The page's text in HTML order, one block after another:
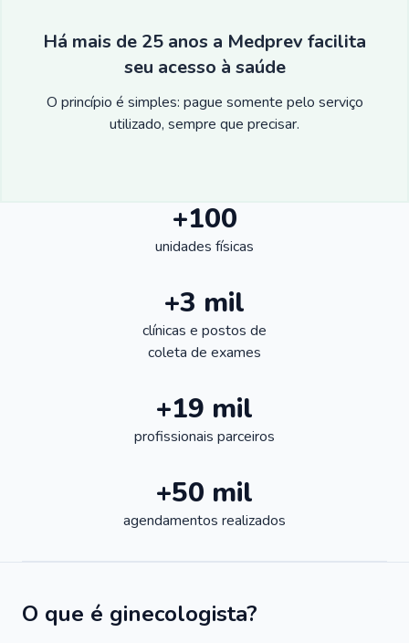
Há mais de 25 anos a Medprev facilita
seu acesso à saúde
O princípio é simples: pague somente pelo serviço
utilizado, sempre que precisar.
+100
unidades físicas
+3 mil
clínicas e postos de
coleta de exames
+19 mil
profissionais parceiros
+50 mil
agendamentos realizados
O que é ginecologista?